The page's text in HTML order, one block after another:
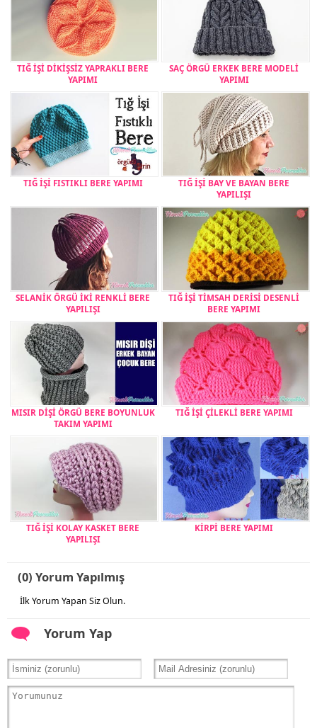
TIĞ İŞİ DİKİŞSİZ YAPRAKLI BERE
YAPIMI
SAÇ ÖRGÜ ERKEK BERE MODELİ
YAPIMI
TIĞ İŞİ FISTIKLI BERE YAPIMI
TIĞ İŞİ BAY VE BAYAN BERE
YAPILIŞI
SELANİK ÖRGÜ İKİ RENKLİ BERE
YAPILIŞI
TIĞ İŞİ TİMSAH DERİSİ DESENLİ
BERE YAPIMI
MISIR DİŞİ ÖRGÜ BERE BOYUNLUK
TAKIM YAPIMI
TIĞ İŞİ ÇİLEKLİ BERE YAPIMI
TIĞ İŞİ KOLAY KASKET BERE
YAPILIŞI
KİRPİ BERE YAPIMI
(0) Yorum Yapılmış
İlk Yorum Yapan Siz Olun.
Yorum Yap